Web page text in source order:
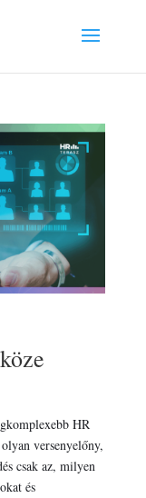
HR
versenyelőny,
csak az, milyen
és